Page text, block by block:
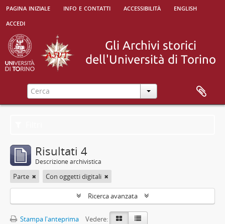
pagina iniziale info e contatti accessibilità
english
accedi
Risultati 4
Descrizione archivistica
Parte Con oggetti digitali
Ricerca avanzata
Stampa l'anteprima
Vedere: